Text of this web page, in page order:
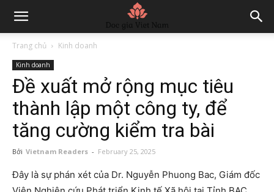
Trang chủ Kinh doanh
Kinh doanh
Đề xuất mở rộng mục tiêu
thành lập một công ty, để
tăng cường kiểm tra bài
Bởi Vietnam Readers - February 25, 2025
Đây là sự phán xét của Dr. Nguyễn Phuong Bac, Giám đốc